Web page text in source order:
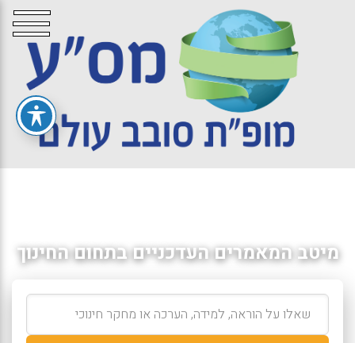
מיטב המאמרים העדכניים בתחום החינוך